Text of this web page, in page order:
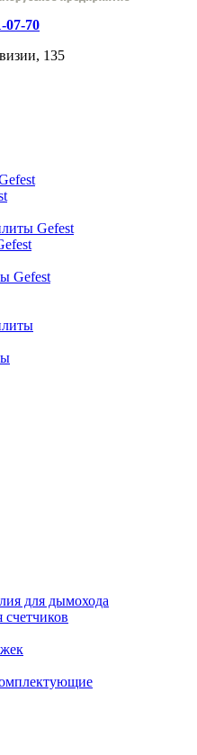
07-70
135
Gefest
Gefest
для дымохода